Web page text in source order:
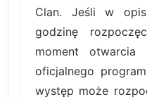
Clan. Jeśli w
godzinę
moment otwarcia
oficjalnego
występ może